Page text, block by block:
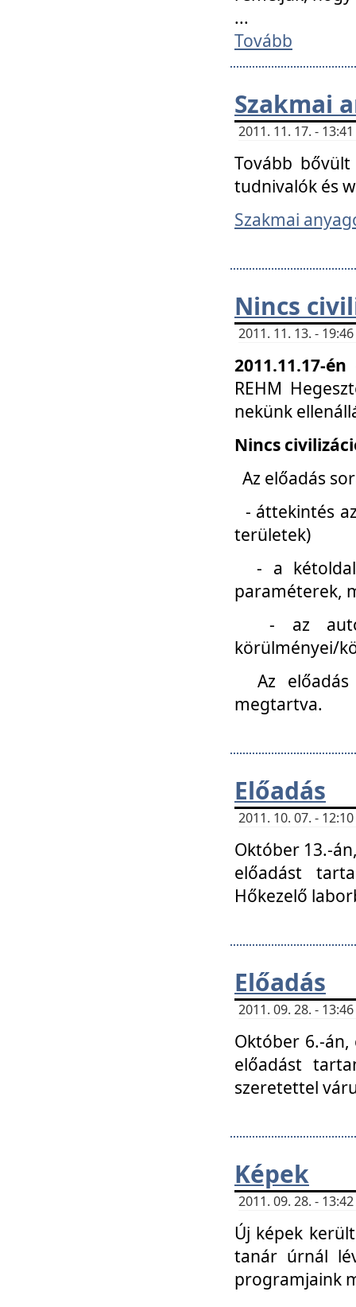
...
Tovább
Szakmai
2011. 11. 17. -
Tovább bővült
tudnivalók és
Szakmai
Nincs
2011. 11. 13. -
2011.11.17-
REHM
nekünk
Nincs
Az előadás
- áttekintés
területek)
- a kétoldali
paraméterek,
- az
körülményei/
Az
megtartva.
Előadás
2011. 10. 07. -
Október 13.-
előadást
Hőkezelő
Előadás
2011. 09. 28. -
Október 6.-
előadást
szeretettel
Képek
2011. 09. 28. -
Új képek
tanár úrnál
programjaink